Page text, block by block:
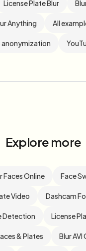
License Plate Blur
Anything All
anonymization
Explore more
Faces Online Face
Video Dashcam
Detection License
& Plates Blur AVI